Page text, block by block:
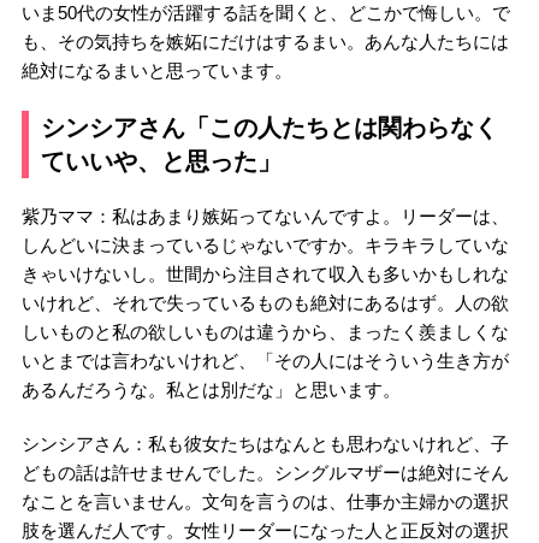
いま50代の女性が活躍する話を聞くと、どこかで悔しい。で
も、その気持ちを嫉妬にだけはするまい。あんな人たちには
絶対になるまいと思っています。
シンシアさん「この人たちとは関わらなく
ていいや、と思った」
紫乃ママ：私はあまり嫉妬ってないんですよ。リーダーは、
しんどいに決まっているじゃないですか。キラキラしていな
きゃいけないし。世間から注目されて収入も多いかもしれな
いけれど、それで失っているものも絶対にあるはず。人の欲
しいものと私の欲しいものは違うから、まったく羨ましくな
いとまでは言わないけれど、「その人にはそういう生き方が
あるんだろうな。私とは別だな」と思います。
シンシアさん：私も彼女たちはなんとも思わないけれど、子
どもの話は許せませんでした。シングルマザーは絶対にそん
なことを言いません。文句を言うのは、仕事か主婦かの選択
肢を選んだ人です。女性リーダーになった人と正反対の選択